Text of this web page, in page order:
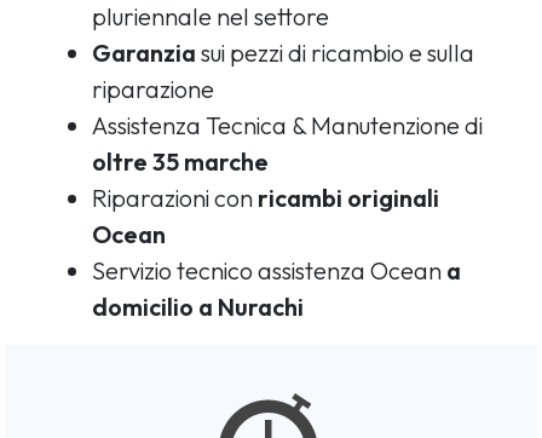
pluriennale nel settore
Garanzia sui pezzi di ricambio e sulla
riparazione
Assistenza Tecnica & Manutenzione di
oltre 35 marche
Riparazioni con ricambi originali
Ocean
Servizio tecnico assistenza Ocean a
domicilio a Nurachi